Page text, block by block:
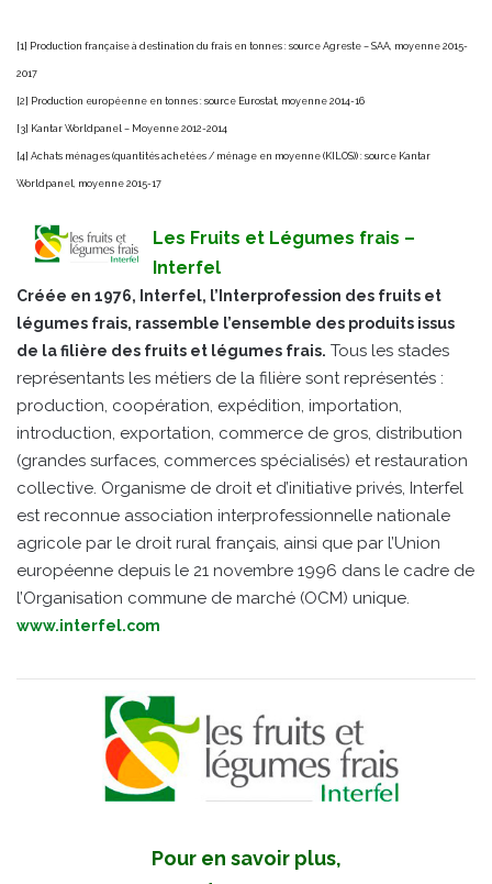
[1] Production française à destination du frais en tonnes : source Agreste – SAA, moyenne 2015-
2017
[2] Production européenne en tonnes : source Eurostat, moyenne 2014-16
[3] Kantar Worldpanel – Moyenne 2012-2014
[4] Achats ménages (quantités achetées / ménage en moyenne (KILOS)) : source Kantar
Worldpanel, moyenne 2015-17
Les Fruits et Légumes frais –
Interfel
Créée en 1976, Interfel, l’Interprofession des fruits et
légumes frais, rassemble l’ensemble des produits issus
de la filière des fruits et légumes frais. Tous les stades
représentants les métiers de la filière sont représentés :
production, coopération, expédition, importation,
introduction, exportation, commerce de gros, distribution
(grandes surfaces, commerces spécialisés) et restauration
collective. Organisme de droit et d’initiative privés, Interfel
est reconnue association interprofessionnelle nationale
agricole par le droit rural français, ainsi que par l’Union
européenne depuis le 21 novembre 1996 dans le cadre de
l’Organisation commune de marché (OCM) unique.
www.interfel.com
Pour en savoir plus,